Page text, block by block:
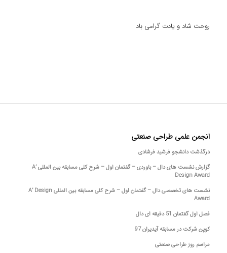
روحت شاد و یادت گرامی باد
انجمن علمی طراحی صنعتی
درگذشت دانشجو فرشید فرشادی
گزارش نشست های دال – باوردی – گفتمان اول – شرح کلی مسابقه بین المللی A’
Design Award
نشست های تخصصی دال – گفتمان اول – شرح کلی مسابقه بین المللی A’ Design
Award
فصل اول گفتمان 51 دقیقه ای دال
کوپن شرکت در مسابقه آیدیران 97
مراسم روز طراحی صنعتی